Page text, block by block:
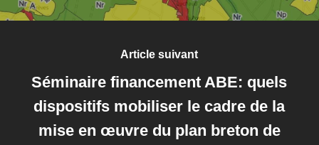
Article suivant
Séminaire financement ABE: quels
dispositifs mobiliser le cadre de la
mise en œuvre du plan breton de